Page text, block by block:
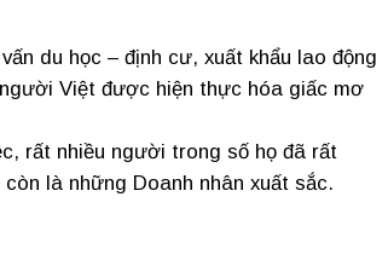
du học – định cư, xuất khẩu lao động
Việt được hiện thực hóa giấc mơ
rất nhiều người trong số họ đã rất
là những Doanh nhân xuất sắc.